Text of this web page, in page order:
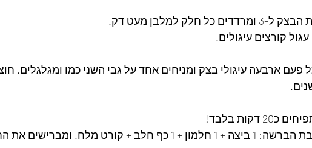
קורצים עיגולים.
פעם ארבעה עיגולי בצק ומניחים אחד על גבי השני כמו ומגלגלים.
חלב + קורט מלח. ומברישים את החלה.